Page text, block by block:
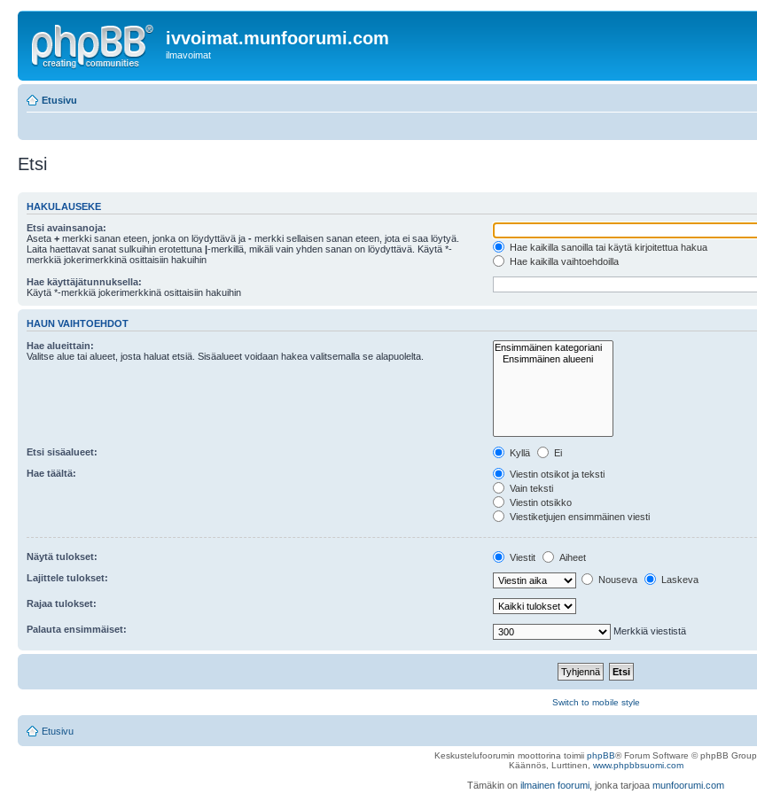
ivvoimat.munfoorumi.com
ilmavoimat
Etusivu
Etsi
HAKULAUSEKE
Etsi avainsanoja:
Aseta + merkki sanan eteen, jonka on löydyttävä ja - merkki sellaisen sanan eteen, jota ei saa löytyä.
Laita haettavat sanat sulkuihin erotettuna |-merkillä, mikäli vain yhden sanan on löydyttävä. Käytä *-
merkkiä jokerimerkkinä osittaisiin hakuihin
Hae kaikilla sanoilla tai käytä kirjoitettua hakua
Hae kaikilla vaihtoehdoilla
Hae käyttäjätunnuksella:
Käytä *-merkkiä jokerimerkkinä osittaisiin hakuihin
HAUN VAIHTOEHDOT
Hae alueittain:
Valitse alue tai alueet, josta haluat etsiä. Sisäalueet voidaan hakea valitsemalla se alapuolelta.
Etsi sisäalueet: Kyllä
Ei
Hae täältä:
Viestin otsikot ja teksti
Vain teksti
Viestin otsikko
Viestiketjujen ensimmäinen viesti
Näytä tulokset: Viestit
Aiheet
Lajittele tulokset:
Nouseva Laskeva
Rajaa tulokset:
Palauta ensimmäiset: Merkkiä viestistä
Switch to mobile style
Etusivu
Keskustelufoorumin moottorina toimii phpBB® Forum Software © phpBB Group
Käännös, Lurttinen, www.phpbbsuomi.com
Tämäkin on ilmainen foorumi , jonka tarjoaa munfoorumi.com